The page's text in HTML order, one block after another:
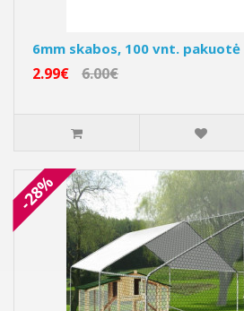
6mm skabos, 100 vnt. pakuotė
2.99€ 6.00€
-28%